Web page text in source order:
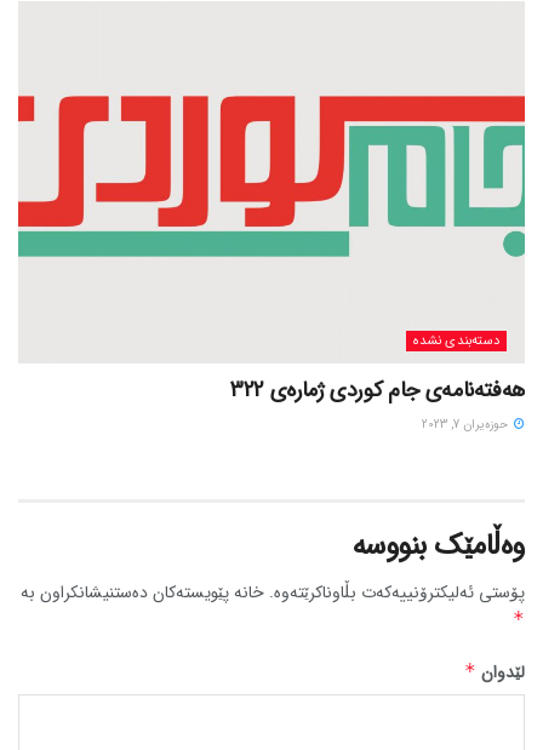
دسته‌بندی نشده
هەفتەنامەی جام کوردی ژمارەی 322
حوزه‌یران 7, 2023
وەڵامێک بنووسە
پۆستی ئەلیکترۆنییەکەت بڵاوناکرێتەوە. خانە پێویستەکان دەستنیشانکراون بە
*
لێدوان *